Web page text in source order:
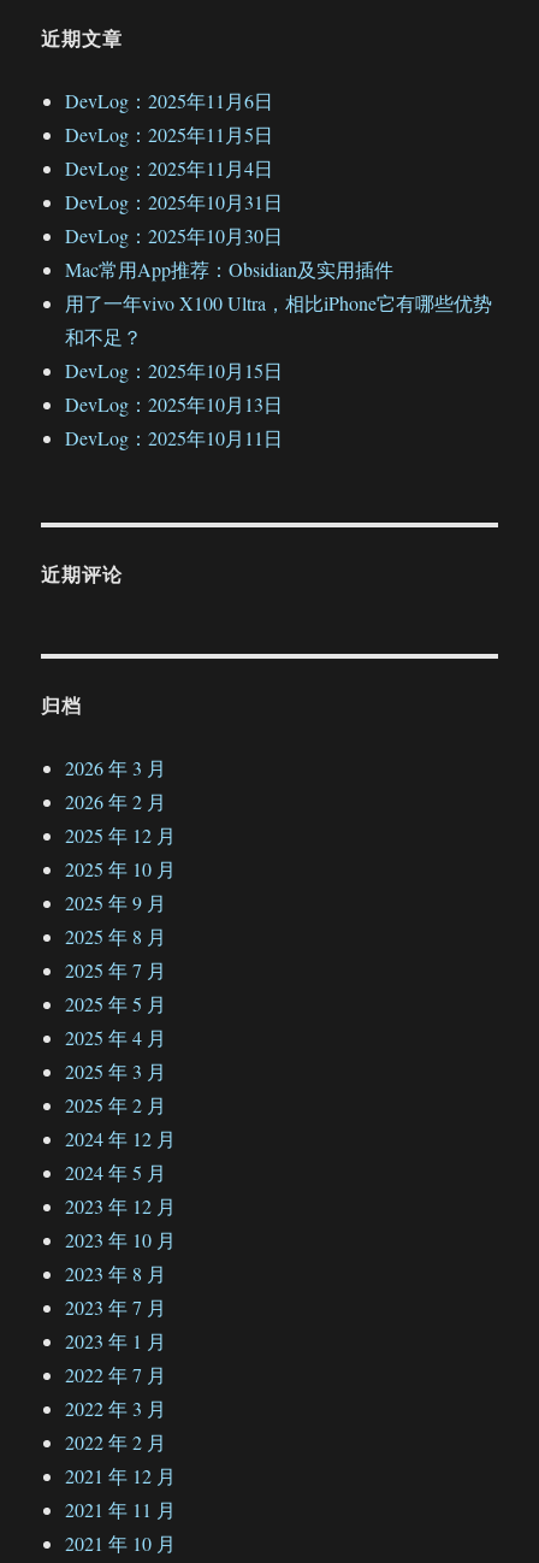
近期文章
DevLog：2025年11月6日
DevLog：2025年11月5日
DevLog：2025年11月4日
DevLog：2025年10月31日
DevLog：2025年10月30日
Mac常用App推荐：Obsidian及实用插件
用了一年vivo X100 Ultra，相比iPhone它有哪些优势
和不足？
DevLog：2025年10月15日
DevLog：2025年10月13日
DevLog：2025年10月11日
近期评论
归档
2026 年 3 月
2026 年 2 月
2025 年 12 月
2025 年 10 月
2025 年 9 月
2025 年 8 月
2025 年 7 月
2025 年 5 月
2025 年 4 月
2025 年 3 月
2025 年 2 月
2024 年 12 月
2024 年 5 月
2023 年 12 月
2023 年 10 月
2023 年 8 月
2023 年 7 月
2023 年 1 月
2022 年 7 月
2022 年 3 月
2022 年 2 月
2021 年 12 月
2021 年 11 月
2021 年 10 月